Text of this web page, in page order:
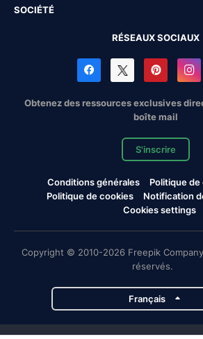
SOCIÉTÉ
RÉSEAUX SOCIAUX
Obtenez des ressources exclusives
boîte mail
S'inscrire
Conditions générales
Politique
Politique de cookies
Notification
Cookies settings
Copyright © 2010-2026 Freepik
réservés.
Français